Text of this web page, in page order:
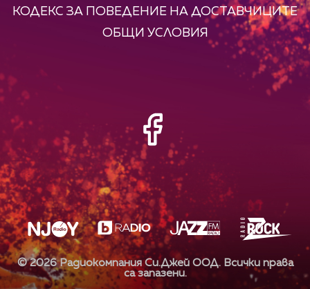
КОДЕКС ЗА ПОВЕДЕНИЕ НА ДОСТАВЧИЦИТЕ
ОБЩИ УСЛОВИЯ
©2026Радиокомпания Си.Джей ООД. Всички права
са запазени.